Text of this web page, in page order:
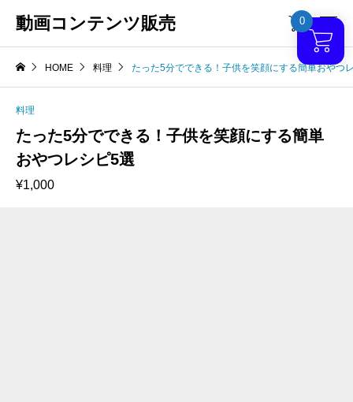
動画コンテンツ販売 
HOME 料理 たった5分でできる！子供を笑顔にする簡単おやつ
料理
たった5分でできる！子供を笑顔にする簡単
おやつレシピ5選
¥1,000
0